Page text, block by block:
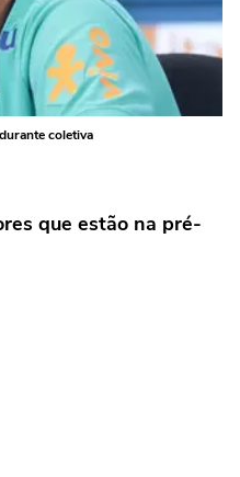
coletiva
que estão na pré-